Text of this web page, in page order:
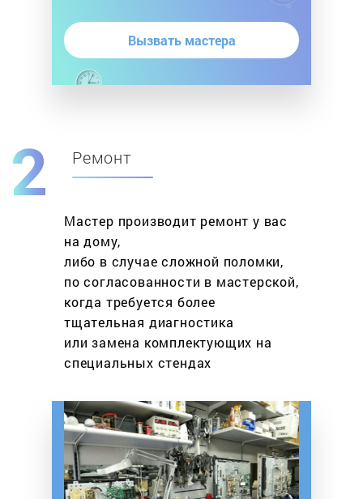
Вызвать мастера
Ремонт
Мастер производит ремонт у вас
на дому,
либо в случае сложной поломки,
по согласованности в мастерской,
когда требуется более
тщательная диагностика
или замена комплектующих на
специальных стендах